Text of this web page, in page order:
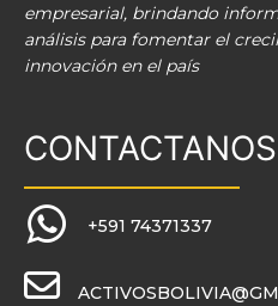
empresarial, brindando
análisis para fomentar el
innovación en el país
CONTACTANOS
+591 74371337